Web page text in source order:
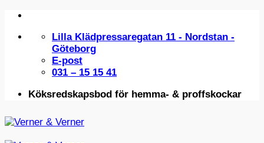
Skip
content
Lilla Klädpressaregatan 11 - Nordstan -
Göteborg
E-post
031 – 15 15 41
Köksredskapsbod för hemma- & proffskockar